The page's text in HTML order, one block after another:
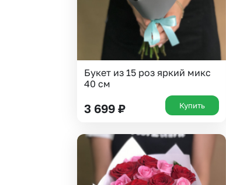
Букет из 15 роз яркий микс
40 см
3 699 ₽ Купить